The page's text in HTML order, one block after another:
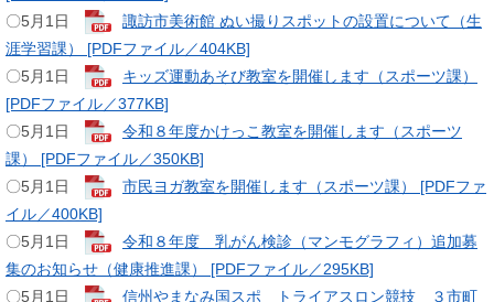
〇5月1日
諏訪市美術館 ぬい撮りスポットの設置について（生
涯学習課） [PDFファイル／404KB]
​〇5月1日
キッズ運動あそび教室を開催します（スポーツ課）
[PDFファイル／377KB]
​〇5月1日
令和８年度かけっこ教室を開催します（スポーツ
課） [PDFファイル／350KB]
​〇5月1日
市民ヨガ教室を開催します（スポーツ課） [PDFファ
イル／400KB]
〇5月1日
令和８年度 乳がん検診（マンモグラフィ）追加募
集のお知らせ（健康推進課） [PDFファイル／295KB]
〇5月1日
信州やまなみ国スポ トライアスロン競技 ３市町